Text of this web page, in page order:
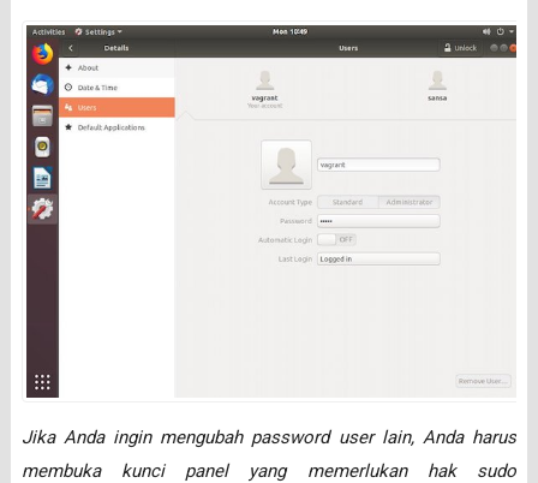
Jika Anda ingin mengubah password user lain, Anda harus
membuka kunci panel yang memerlukan hak sudo